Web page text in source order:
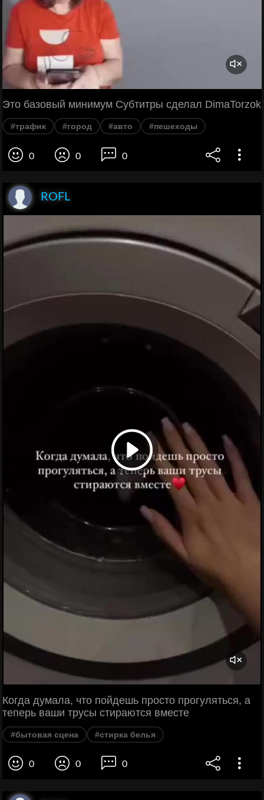
Это базовый минимум Субтитры сделал DimaTorzok
#трафик #город #авто #пешеходы
0 0 0
ROFL
Когда думала, что пойдешь просто прогуляться, а
теперь ваши трусы стираются вместе
#бытовая сцена #стирка белья
0 0 0